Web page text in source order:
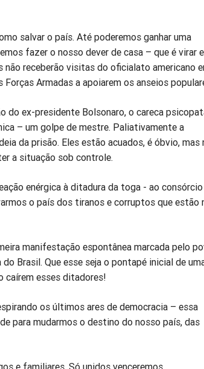
salvar o país. Até poderemos ganhar uma
fazer o nosso dever de casa – que é virar
não receberão visitas do oficialato americano
Forças Armadas a apoiarem os anseios
do ex-presidente Bolsonaro, o careca
– um golpe de mestre. Paliativamente a
da prisão. Eles estão acuados, é óbvio, mas
a situação sob controle.
enérgica à ditadura da toga - ao consórcio
o país dos tiranos e corruptos que estão
manifestação espontânea marcada pelo
Brasil. Que esse seja o pontapé inicial de
caírem esses ditadores!
os últimos ares de democracia – essa
para mudarmos o destino do nosso país, das
e familiares. Só unidos venceremos.